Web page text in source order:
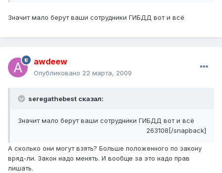
Значит мало берут ваши сотрудники ГИБДД вот и всё
awdeew
Опубликовано 22 марта, 2009
seregathebest сказал:
Значит мало берут ваши сотрудники ГИБДД вот и всё
263108[/snapback]
А сколько они могут взять? Больше положенного по закону
вряд-ли. Закон надо менять. И вообще за это надо прав
лишать.